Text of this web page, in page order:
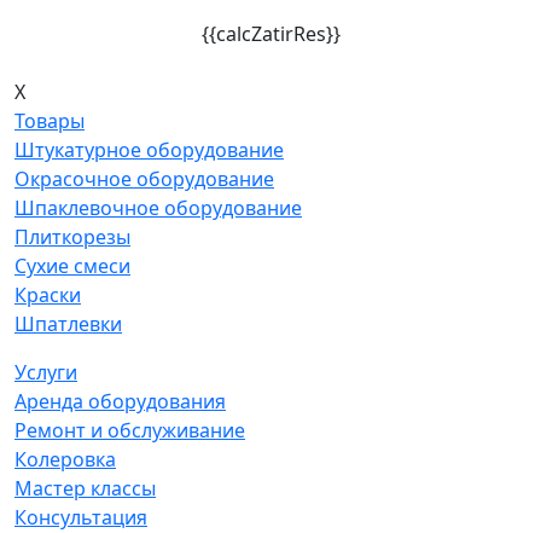
{{calcZatirRes}}
X
Товары
Штукатурное оборудование
Окрасочное оборудование
Шпаклевочное оборудование
Плиткорезы
Сухие смеси
Краски
Шпатлевки
Услуги
Аренда оборудования
Ремонт и обслуживание
Колеровка
Мастер классы
Консультация